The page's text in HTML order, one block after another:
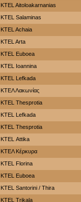
KTEL Aitoloakarnanias
KTEL Salaminas
KTEL Achaia
KTEL Arta
ΚΤΕL Euboea
KTEL Ioannina
KTEL Lefkada
ΚΤΕΛ Λακωνίας
KTEL Thesprotia
KTEL Lefkada
KTEL Thesprotia
KΤΕL Αttika
ΚΤΕΛ Κέρκυρα
KTEL Florina
ΚΤΕL Euboea
KTEL Santorini / Thira
ΚΤΕL Τrikala